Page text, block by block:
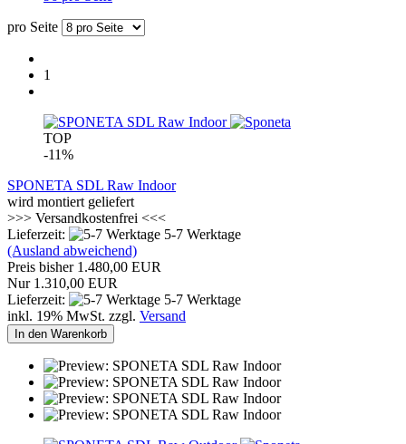
pro Seite
1
TOP
-11%
SPONETA SDL Raw Indoor
wird montiert geliefert
>>> Versandkostenfrei <<<
Lieferzeit:
5-7 Werktage
(Ausland abweichend)
Preis bisher 1.480,00 EUR
Nur 1.310,00 EUR
Lieferzeit:
5-7 Werktage
inkl. 19% MwSt. zzgl. Versand
In den Warenkorb